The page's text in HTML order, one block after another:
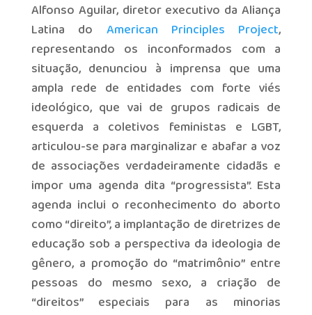
Alfonso Aguilar, diretor executivo da Aliança
Latina do American Principles Project,
representando os inconformados com a
situação, denunciou à imprensa que uma
ampla rede de entidades com forte viés
ideológico, que vai de grupos radicais de
esquerda a coletivos feministas e LGBT,
articulou-se para marginalizar e abafar a voz
de associações verdadeiramente cidadãs e
impor uma agenda dita “progressista”. Esta
agenda inclui o reconhecimento do aborto
como “direito”, a implantação de diretrizes de
educação sob a perspectiva da ideologia de
gênero, a promoção do “matrimônio” entre
pessoas do mesmo sexo, a criação de
“direitos” especiais para as minorias